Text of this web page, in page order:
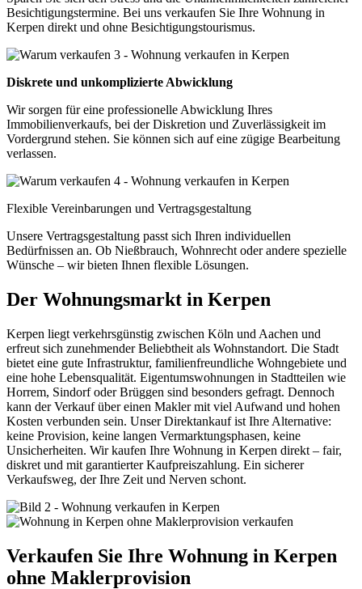
Besichtigungstermine. Bei uns verkaufen Sie Ihre Wohnung in
Kerpen direkt und ohne Besichtigungstourismus.
Diskrete und unkomplizierte Abwicklung
Wir sorgen für eine professionelle Abwicklung Ihres
Immobilienverkaufs, bei der Diskretion und Zuverlässigkeit im
Vordergrund stehen. Sie können sich auf eine zügige Bearbeitung
verlassen.
Flexible Vereinbarungen und Vertragsgestaltung
Unsere Vertragsgestaltung passt sich Ihren individuellen
Bedürfnissen an. Ob Nießbrauch, Wohnrecht oder andere spezielle
Wünsche – wir bieten Ihnen flexible Lösungen.
Der Wohnungsmarkt in Kerpen
Kerpen liegt verkehrsgünstig zwischen Köln und Aachen und
erfreut sich zunehmender Beliebtheit als Wohnstandort. Die Stadt
bietet eine gute Infrastruktur, familienfreundliche Wohngebiete und
eine hohe Lebensqualität. Eigentumswohnungen in Stadtteilen wie
Horrem, Sindorf oder Brüggen sind besonders gefragt. Dennoch
kann der Verkauf über einen Makler mit viel Aufwand und hohen
Kosten verbunden sein. Unser Direktankauf ist Ihre Alternative:
keine Provision, keine langen Vermarktungsphasen, keine
Unsicherheiten. Wir kaufen Ihre Wohnung in Kerpen direkt – fair,
diskret und mit garantierter Kaufpreiszahlung. Ein sicherer
Verkaufsweg, der Ihre Zeit und Nerven schont.
Verkaufen Sie Ihre Wohnung in Kerpen
ohne Maklerprovision